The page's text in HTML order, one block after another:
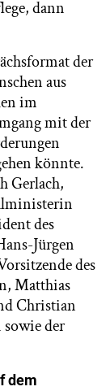
dann
der
aus
im
mit der
könnte.
Gerlach,
des
Jürgen
des
Matthias
Christian
der
dem